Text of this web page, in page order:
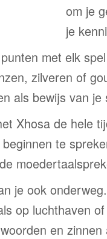
om je
je
met elk
zilveren of
als bewijs van je
Xhosa de hele
te
je ook
op luchthaven
en